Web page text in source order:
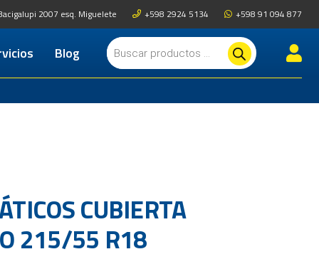
2007 esq. Miguelete +598 2924 5134 +598 91 094 877
Blog
Búsqueda
de
productos
CUBIERTA
215/55 R18